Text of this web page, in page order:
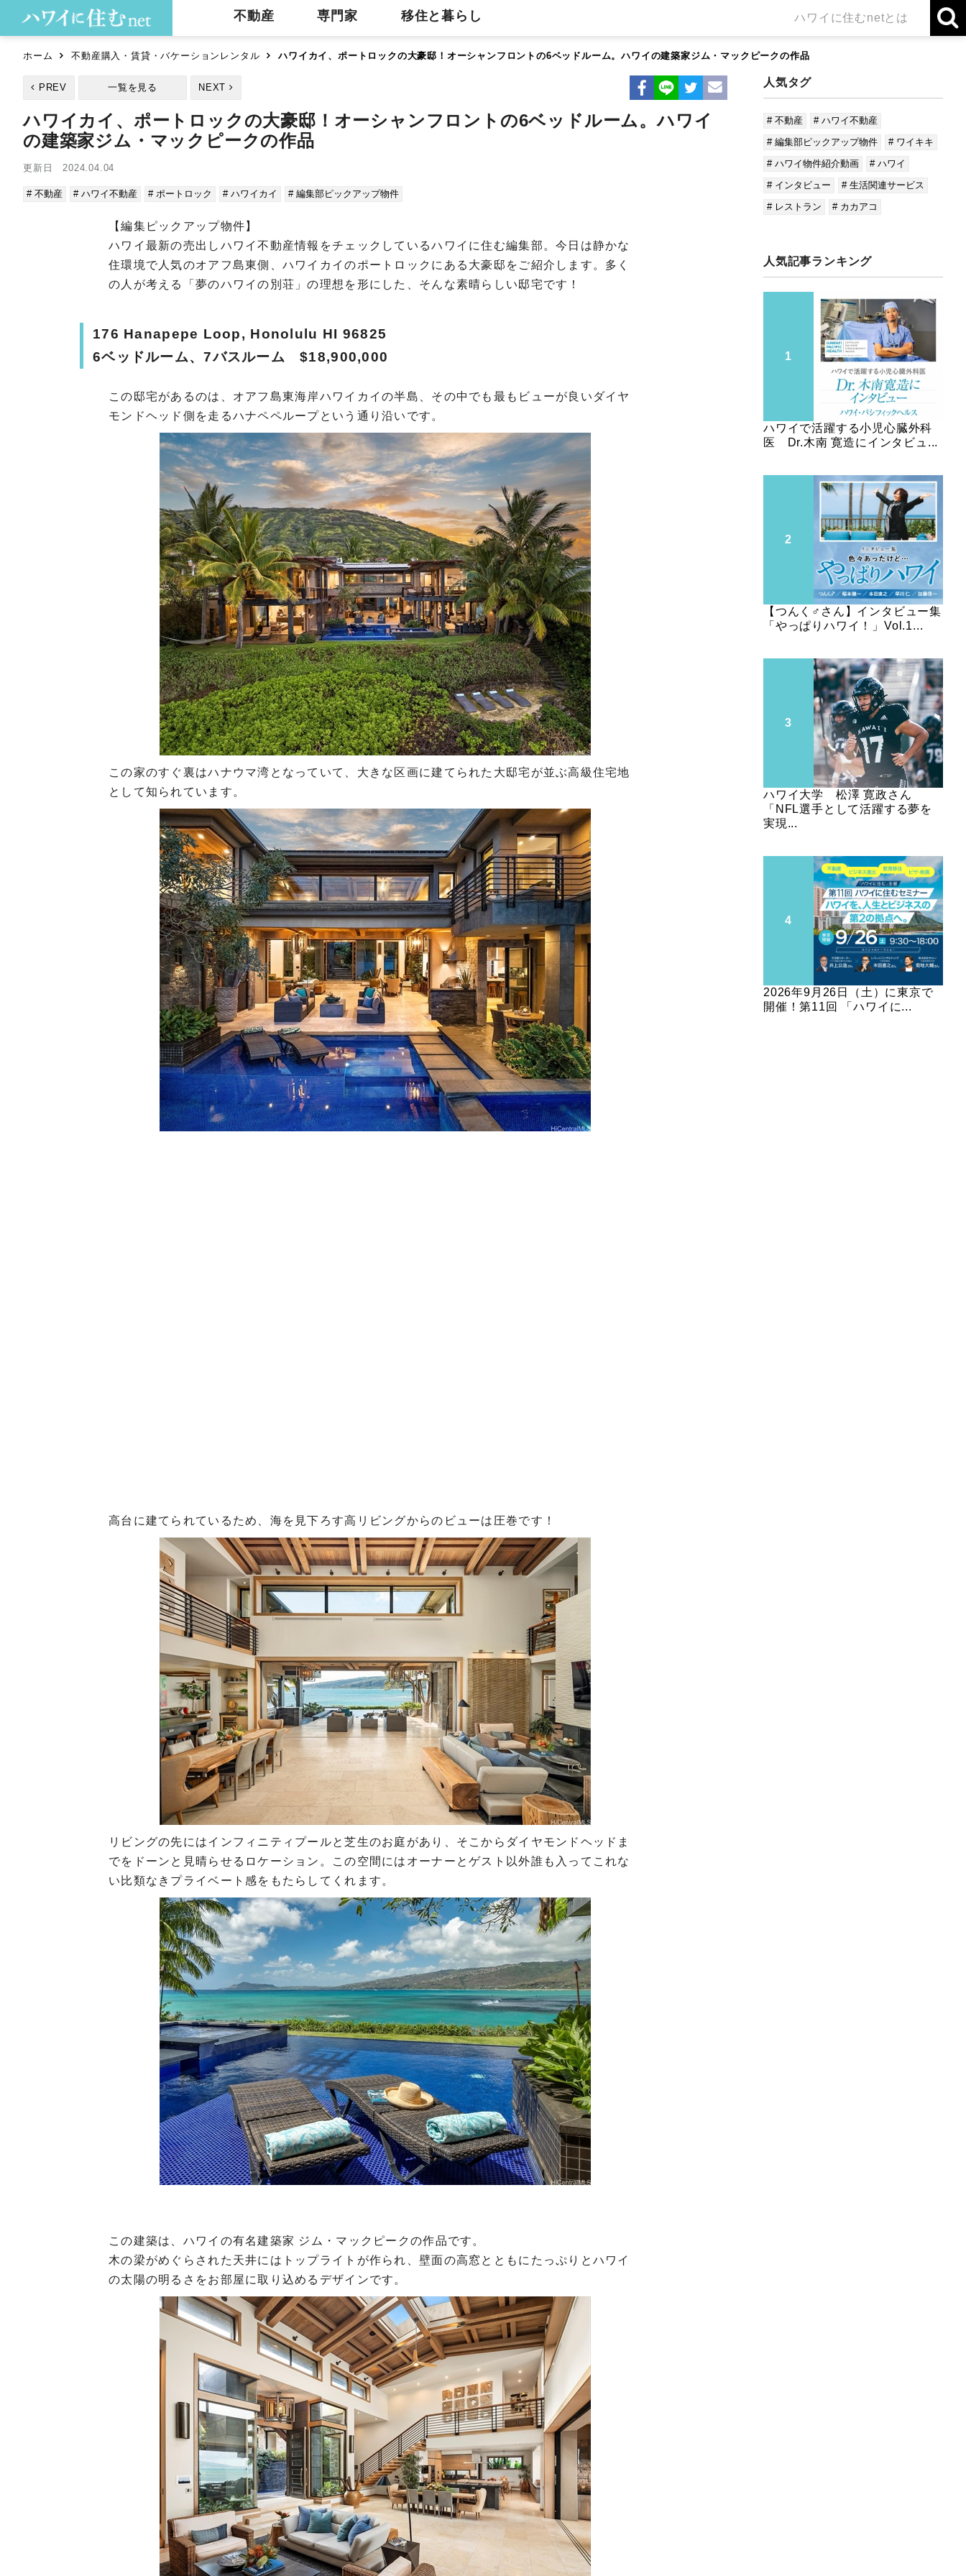
不動産 専門家 移住と暮らし ハワイに住むnetとは
ホーム 不動産購入・賃貸・バケーションレンタル ハワイカイ、ポートロックの大豪邸！オーシャンフロントの6ベッドルーム。ハワイの建築家ジム・マックピークの作品
PREV 一覧を見る NEXT
ハワイカイ、ポートロックの大豪邸！オーシャンフロントの6ベッドルーム。ハワイ
の建築家ジム・マックピークの作品
更新日 2024.04.04
# 不動産 # ハワイ不動産 # ポートロック # ハワイカイ # 編集部ピックアップ物件
【編集ピックアップ物件】
ハワイ最新の売出しハワイ不動産情報をチェックしているハワイに住む編集部。今日は静かな
住環境で人気のオアフ島東側、ハワイカイのポートロックにある大豪邸をご紹介します。多く
の人が考える「夢のハワイの別荘」の理想を形にした、そんな素晴らしい邸宅です！
176 Hanapepe Loop, Honolulu HI 96825
6ベッドルーム、7バスルーム $18,900,000
この邸宅があるのは、オアフ島東海岸ハワイカイの半島、その中でも最もビューが良いダイヤ
モンドヘッド側を走るハナペペループという通り沿いです。
この家のすぐ裏はハナウマ湾となっていて、大きな区画に建てられた大邸宅が並ぶ高級住宅地
として知られています。
高台に建てられているため、海を見下ろす高リビングからのビューは圧巻です！
リビングの先にはインフィニティプールと芝生のお庭があり、そこからダイヤモンドヘッドま
でをドーンと見晴らせるロケーション。この空間にはオーナーとゲスト以外誰も入ってこれな
い比類なきプライベート感をもたらしてくれます。
この建築は、ハワイの有名建築家 ジム・マックピークの作品です。
木の梁がめぐらされた天井にはトップライトが作られ、壁面の高窓とともにたっぷりとハワイ
の太陽の明るさをお部屋に取り込めるデザインです。
人気タグ
# 不動産
# ハワイ不動産
# 編集部ピックアップ物件
# ワイキキ
# ハワイ物件紹介動画
# ハワイ
# インタビュー
# 生活関連サービス
# レストラン
# カカアコ
人気記事ランキング
ハワイで活躍する小児心臓外科
医 Dr.木南 寛造にインタビュ...
【つんく♂さん】インタビュー集
「やっぱりハワイ！」Vol.1...
ハワイ大学 松澤 寛政さん
「NFL選手として活躍する夢を
実現...
2026年9月26日（土）に東京で
開催！第11回 「ハワイに...